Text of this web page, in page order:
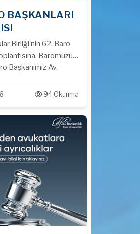
BAŞKANLARI
Birliği'nin 62. Baro
Baromuzu
Başkanımız Av.
94 Okunma